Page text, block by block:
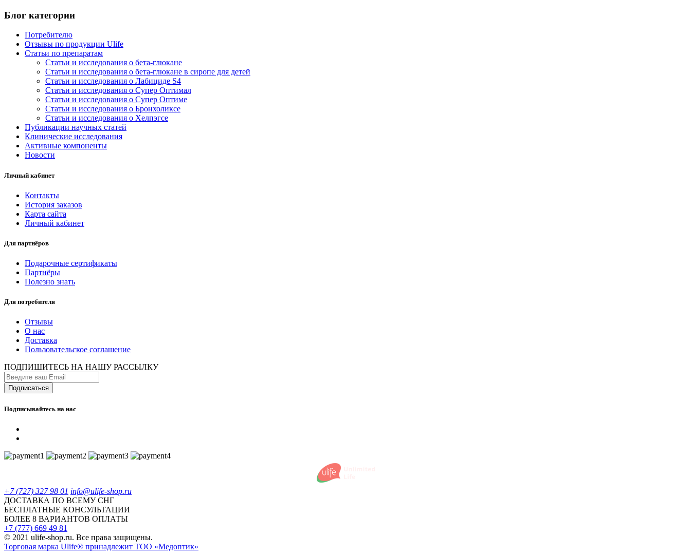
Блог категории
Потребителю
Отзывы по продукции Ulife
Статьи по препаратам
Статьи и исследования о бета-глюкане
Статьи и исследования о бета-глюкане в сиропе для детей
Статьи и исследования о Лабициде S4
Статьи и исследования о Супер Оптимал
Статьи и исследования о Супер Оптиме
Статьи и исследования о Бронхоликсе
Статьи и исследования о Хелпэгсе
Публикации научных статей
Клинические исследования
Активные компоненты
Новости
Личный кабинет
Контакты
История заказов
Карта сайта
Личный кабинет
Для партнёров
Подарочные сертификаты
Партнёры
Полезно знать
Для потребителя
Отзывы
О нас
Доставка
Пользовательское соглашение
ПОДПИШИТЕСЬ НА НАШУ РАССЫЛКУ
Подписывайтесь на нас
+7 (727) 327 98 01 info@ulife-shop.ru
ДОСТАВКА ПО ВСЕМУ СНГ
БЕСПЛАТНЫЕ КОНСУЛЬТАЦИИ
БОЛЕЕ 8 ВАРИАНТОВ ОПЛАТЫ
+7 (777) 669 49 81
© 2021 ulife-shop.ru. Все права защищены.
Торговая марка Ulife® принадлежит ТОО «Медоптик»